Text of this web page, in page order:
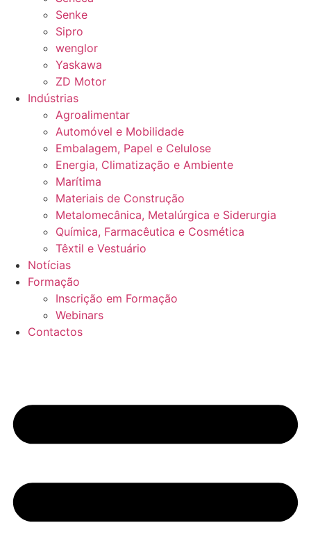
Senke
Sipro
wenglor
Yaskawa
ZD Motor
Indústrias
Agroalimentar
Automóvel e Mobilidade
Embalagem, Papel e Celulose
Energia, Climatização e Ambiente
Marítima
Materiais de Construção
Metalomecânica, Metalúrgica e Siderurgia
Química, Farmacêutica e Cosmética
Têxtil e Vestuário
Notícias
Formação
Inscrição em Formação
Webinars
Contactos